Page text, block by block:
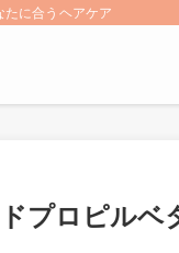
たに合うヘアケア
プロピルベ